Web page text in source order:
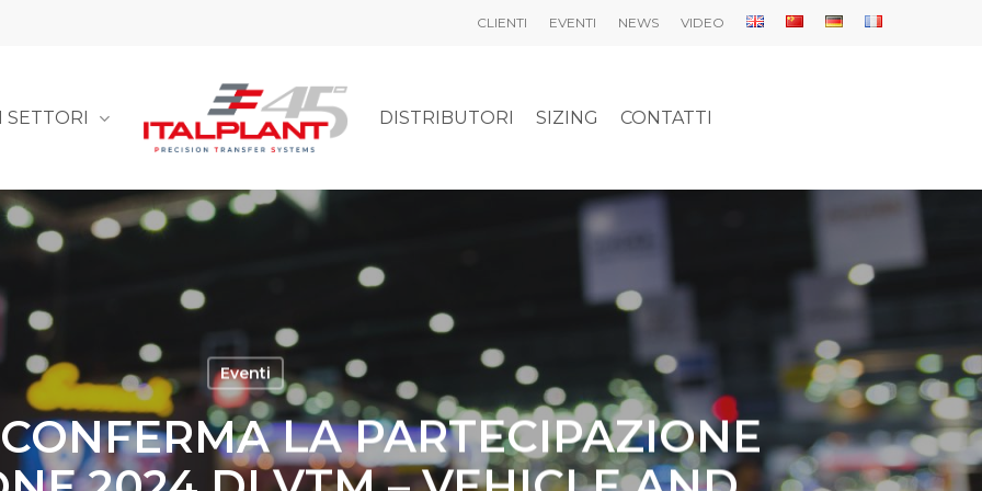
CLIENTI EVENTI NEWS VIDEO
I SETTORI DISTRIBUTORI SIZING CONTATTI
Eventi
LA PARTECIPAZIONE